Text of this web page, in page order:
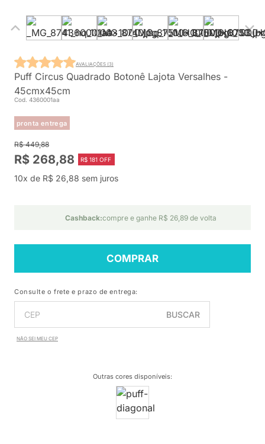
Puff Circus Quadrado Botonê Lajota Versalhes -
45cmx45cm
Cod. 4360001aa
pronta entrega
AVALIAÇÕES (3)
R$ 449,88
R$ 268,88 R$ 181 OFF
10x de R$ 26,88 sem juros
Cashback:compre e ganhe R$ 26,89 de volta
COMPRAR
Consulte o frete e prazo de entrega:
BUSCAR
NÃO SEI MEU CEP
Outras cores disponíveis: